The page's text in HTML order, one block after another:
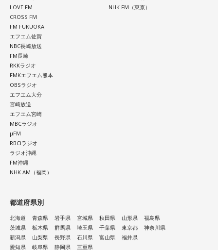
演を開催。大熱狂の観客はワールドワイドの人気を裏付ける
ものとなった。
Fluffy / BlueVeil / Baby Canta / BESPER / berry meet /
HONEBONE / MĀRAJAQK / まおた / maya twiggy / めっちゃ
美人 / メリクレット / 望月ヒナタ / 山合圭吾 / 山本大斗 / 吉凶
わからず、 / Yobahi / LAZWARD PIANO / ラナメリサ /
Laughing Hick / Lala / Lyka / Яu-a / ルサンチマン /
LEODRAT / Redhair Rosy / 浪漫派マシュマロ / WORSTRASH
10/12(月・祝) 出演
ao / 青木陽菜 / ELEVEN OCEAN / インタールード / V;error /
汐れいら / aint lindy / Esteban / Ettone / ENEMY FLECK /
えんぷてい / o_all / All I Clacks / OSHIKIKEIGO / OddRe: / お
風呂と街灯 / カドマチ / 上川周平とじゃがいもフィルハーモ
ニー / かわにしなつき / きのぽっぽ / cupid tem / ぎゅる子 /
Guiano / Ku:ui / kurage / クレイジーウォウウォ!! / Groggy-
Mauve / こたに / THE・ステレオギャング / 最強マンボウ修
川真生 / さちかぜあきの / 砂月凜々香 / さとう。 / sanetii /
ざらばんし / THE ALTO / The_eek / JIJIM / シベリアンハス
LOVE FM
CROSS FM
FM FUKUOKA
エフエム佐賀
NBC長崎放送
FM長崎
RKKラジオ
FMKエフエム熊本
OBSラジオ
エフエム大分
宮崎放送
エフエム宮崎
MBCラジオ
μFM
RBCiラジオ
ラジオ沖縄
FM沖縄
NHK AM（福岡）
NHK FM（東京）
都道府県別
北海道 青森県 岩手県 宮城県 秋田県 山形県
福島県
茨城県
栃木県 群馬県 埼玉県 千葉県 東京都
神奈川県
新潟県
山梨県 長野県 石川県 富山県
福井県
愛知県
岐阜県 静岡県 三重県